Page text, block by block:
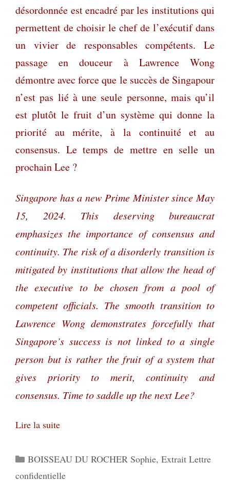
désordonnée est encadré par les institutions qui
permettent de choisir le chef de l’exécutif dans
un vivier de responsables compétents. Le
passage en douceur à Lawrence Wong
démontre avec force que le succès de Singapour
n’est pas lié à une seule personne, mais qu’il
est plutôt le fruit d’un système qui donne la
priorité au mérite, à la continuité et au
consensus. Le temps de mettre en selle un
prochain Lee ?
Singapore has a new Prime Minister since May
15, 2024. This deserving bureaucrat
emphasizes the importance of consensus and
continuity. The risk of a disorderly transition is
mitigated by institutions that allow the head of
the executive to be chosen from a pool of
competent officials. The smooth transition to
Lawrence Wong demonstrates forcefully that
Singapore’s success is not linked to a single
person but is rather the fruit of a system that
gives priority to merit, continuity and
consensus. Time to saddle up the next Lee?
Lire la suite
Catégories
BOISSEAU DU ROCHER Sophie, Extrait Lettre
confidentielle